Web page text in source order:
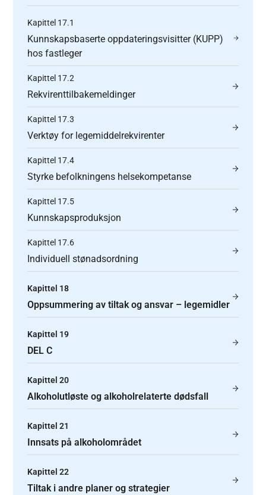
Kapittel 17.1
Kunnskapsbaserte oppdateringsvisitter (KUPP)
hos fastleger
Kapittel 17.2
Rekvirenttilbakemeldinger
Kapittel 17.3
Verktøy for legemiddelrekvirenter
Kapittel 17.4
Styrke befolkningens helsekompetanse
Kapittel 17.5
Kunnskapsproduksjon
Kapittel 17.6
Individuell stønadsordning
Kapittel 18
Oppsummering av tiltak og ansvar – legemidler
Kapittel 19
DEL C
Kapittel 20
Alkoholutløste og alkoholrelaterte dødsfall
Kapittel 21
Innsats på alkoholområdet
Kapittel 22
Tiltak i andre planer og strategier